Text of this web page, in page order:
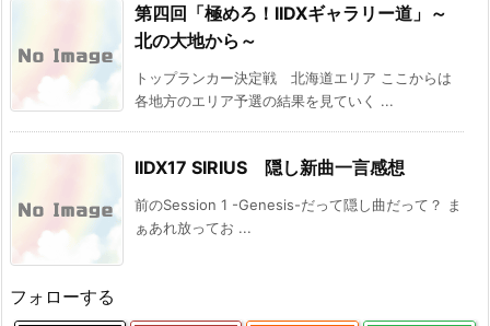
第四回「極めろ！IIDXギャラリー道」～
北の大地から～
トップランカー決定戦 北海道エリア ここからは
各地方のエリア予選の結果を見ていく ...
IIDX17 SIRIUS 隠し新曲一言感想
前のSession 1 -Genesis-だって隠し曲だって？ ま
ぁあれ放ってお ...
フォローする